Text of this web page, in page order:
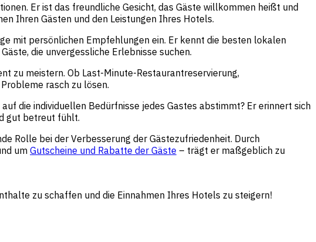
Er ist das freundliche Gesicht, das Gäste willkommen heißt und
Ihren Gästen und den Leistungen Ihres Hotels.
mit persönlichen Empfehlungen ein. Er kennt die besten lokalen
die unvergessliche Erlebnisse suchen.
zu meistern. Ob Last-Minute-Restaurantreservierung,
rasch zu lösen.
die individuellen Bedürfnisse jedes Gastes abstimmt? Er erinnert sich
gut betreut fühlt.
Rolle bei der Verbesserung der Gästezufriedenheit. Durch
um Gutscheine und Rabatte der Gäste – trägt er maßgeblich zu
zu schaffen und die Einnahmen Ihres Hotels zu steigern!